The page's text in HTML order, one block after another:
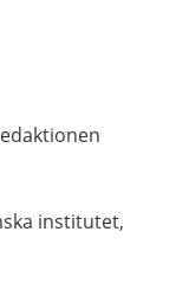
institutet,